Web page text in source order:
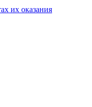
их оказания